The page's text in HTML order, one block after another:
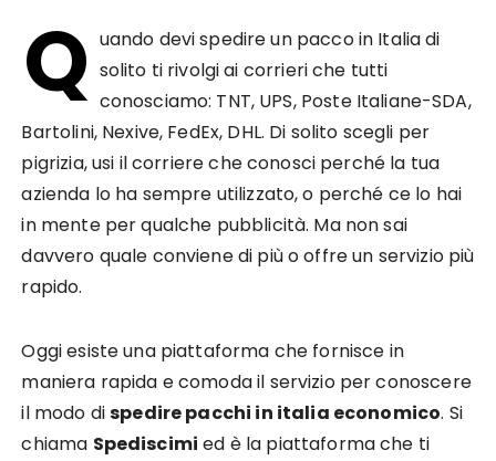
Q uando devi spedire un pacco in Italia di
solito ti rivolgi ai corrieri che tutti
conosciamo: TNT, UPS, Poste Italiane-SDA,
Bartolini, Nexive, FedEx, DHL. Di solito scegli per
pigrizia, usi il corriere che conosci perché la tua
azienda lo ha sempre utilizzato, o perché ce lo hai
in mente per qualche pubblicità. Ma non sai
davvero quale conviene di più o offre un servizio più
rapido.
Oggi esiste una piattaforma che fornisce in
maniera rapida e comoda il servizio per conoscere
il modo dispedire pacchi in italia economico. Si
chiama Spediscimi ed è la piattaforma che ti